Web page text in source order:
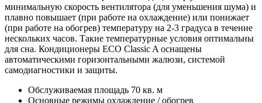
минимальную скорость вентилятора (для уменьшения шума) и
плавно повышает (при работе на охлаждение) или понижает
(при работе на обогрев) температуру на 2-3 градуса в течение
нескольких часов. Такие температурные условия оптимальны
для сна. Кондиционеры ECO Classic A оснащены
автоматическими горизонтальными жалюзи, системой
самодиагностики и защиты.
Обслуживаемая площадь 70 кв. м
Основные режимы охлаждение / обогрев